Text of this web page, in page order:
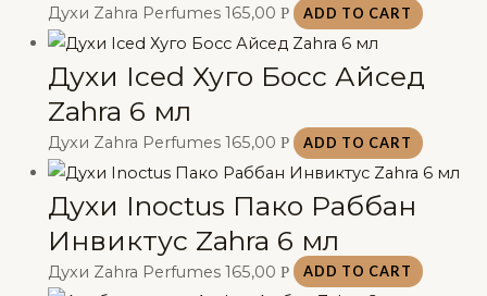
Духи Zahra Perfumes 165,00 Р ADD TO CART
Духи Iced Хуго Босс Айсед
Zahra 6 мл
Духи Zahra Perfumes 165,00 Р ADD TO CART
Духи Inoctus Пако Раббан
Инвиктус Zahra 6 мл
Духи Zahra Perfumes 165,00 Р ADD TO CART